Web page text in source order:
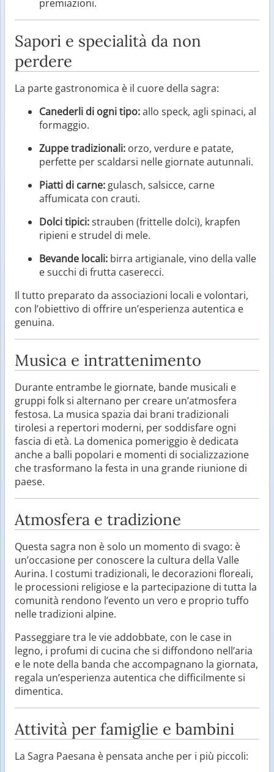
premiazioni.
Sapori e specialità da non
perdere
La parte gastronomica è il cuore della sagra:
Canederli di ogni tipo:allo speck, agli spinaci, al
formaggio.
Zuppe tradizionali: orzo, verdure e patate,
perfette per scaldarsi nelle giornate autunnali.
Piatti di carne: gulasch, salsicce, carne
affumicata con crauti.
Dolci tipici:strauben (frittelle dolci), krapfen
ripieni e strudel di mele.
Bevande locali: birra artigianale, vino della valle
e succhi di frutta caserecci.
Il tutto preparato da associazioni locali e volontari,
con l’obiettivo di offrire un’esperienza autentica e
genuina.
Musica e intrattenimento
Durante entrambe le giornate, bande musicali e
gruppi folk si alternano per creare un’atmosfera
festosa. La musica spazia dai brani tradizionali
tirolesi a repertori moderni, per soddisfare ogni
fascia di età. La domenica pomeriggio è dedicata
anche a balli popolari e momenti di socializzazione
che trasformano la festa in una grande riunione di
paese.
Atmosfera e tradizione
Questa sagra non è solo un momento di svago: è
un’occasione per conoscere la cultura della Valle
Aurina. I costumi tradizionali, le decorazioni floreali,
le processioni religiose e la partecipazione di tutta la
comunità rendono l’evento un vero e proprio tuffo
nelle tradizioni alpine.
Passeggiare tra le vie addobbate, con le case in
legno, i profumi di cucina che si diffondono nell’aria
e le note della banda che accompagnano la giornata,
regala un’esperienza autentica che difficilmente si
dimentica.
Attività per famiglie e bambini
La Sagra Paesana è pensata anche per i più piccoli: